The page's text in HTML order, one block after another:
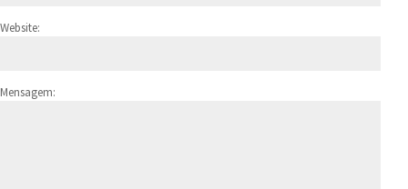
Website:
Mensagem: